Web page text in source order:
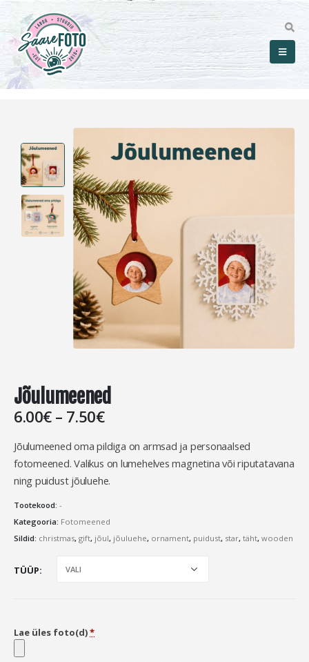
Jõulumeened
6.00€ – 7.50€Hinnavahemik:
kuni
7.50€
Jõulumeened oma pildiga on armsad ja personaalsed
fotomeened. Valikus on lumehelves magnetina või riputatavana
ning puidust jõuluehe.
Tootekood: -
Kategooria: Fotomeened
Sildid: christmas, gift, jõul, jõuluehe, ornament, puidust, star, täht, wooden
TÜÜP
Lae üles foto(d)*